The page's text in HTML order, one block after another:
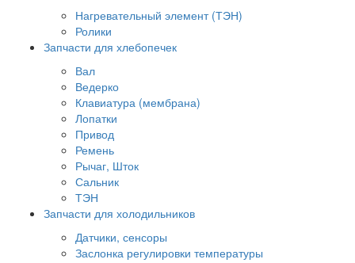
Нагревательный элемент (ТЭН)
Ролики
Запчасти для хлебопечек
Вал
Ведерко
Клавиатура (мембрана)
Лопатки
Привод
Ремень
Рычаг, Шток
Сальник
ТЭН
Запчасти для холодильников
Датчики, сенсоры
Заслонка регулировки температуры